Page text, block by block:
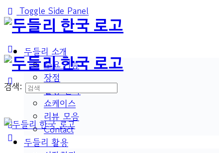
Toggle Side Panel
두들리 소개
주요 기능
장점
활용 분야
쇼케이스
리뷰 모음
Contact
두들리 활용
검색: